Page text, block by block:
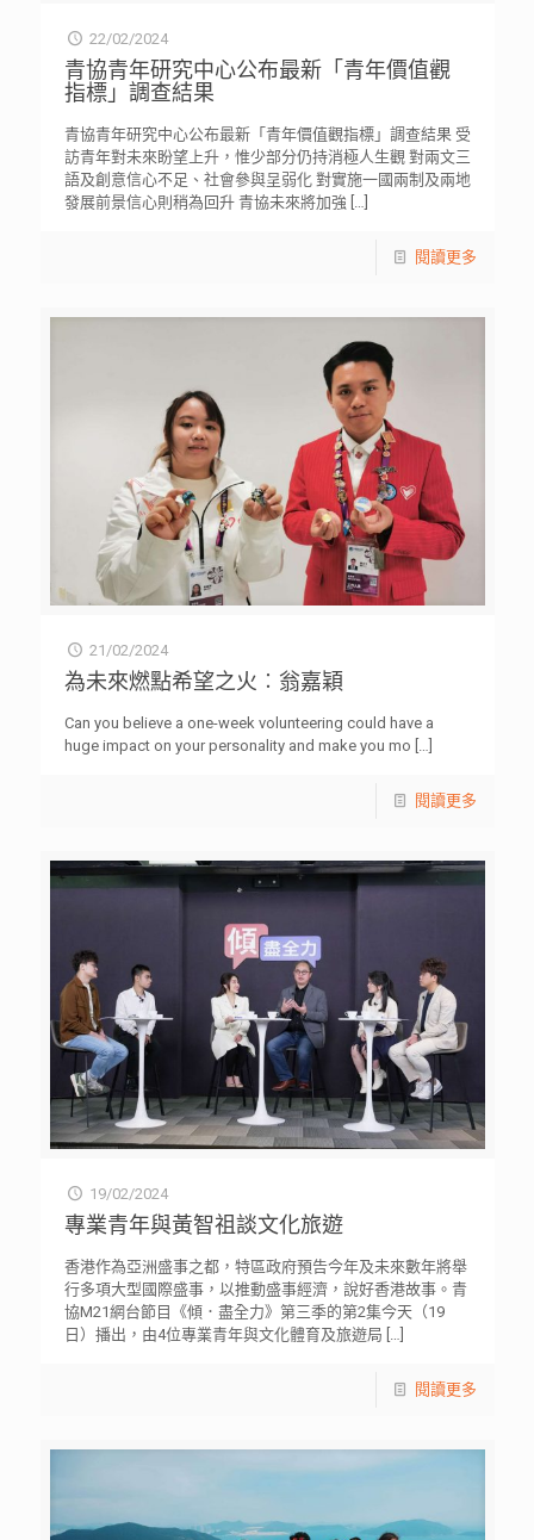
22/02/2024
青協青年研究中心公布最新「青年價值觀
指標」調查結果
青協青年研究中心公布最新「青年價值觀指標」調查結果 受
訪青年對未來盼望上升，惟少部分仍持消極人生觀 對兩文三
語及創意信心不足、社會參與呈弱化 對實施一國兩制及兩地
發展前景信心則稍為回升 青協未來將加強 […]
閱讀更多
21/02/2024
為未來燃點希望之火︰翁嘉穎
Can you believe a one-week volunteering could have a
huge impact on your personality and make you mo […]
閱讀更多
19/02/2024
專業青年與黃智祖談文化旅遊
香港作為亞洲盛事之都，特區政府預告今年及未來數年將舉
行多項大型國際盛事，以推動盛事經濟，說好香港故事。青
協M21網台節目《傾．盡全力》第三季的第2集今天（19
日）播出，由4位專業青年與文化體育及旅遊局 […]
閱讀更多